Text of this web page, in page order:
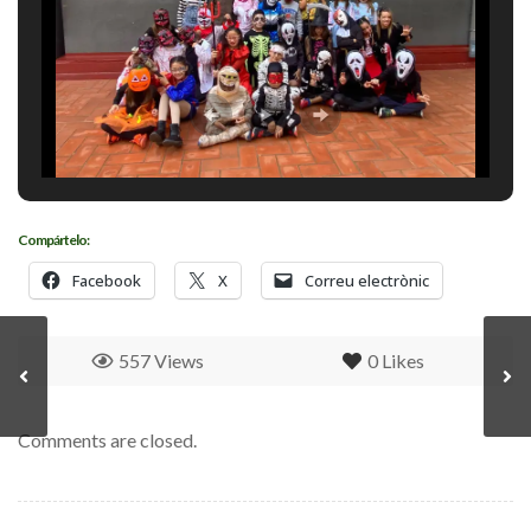
Compártelo:
Facebook X Correu electrònic
0 Likes
557 Views
Comments are closed.